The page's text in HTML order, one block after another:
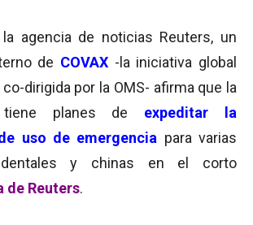
agencia de noticias Reuters, un
de COVAX -la iniciativa global
dirigida por la OMS- afirma que la
tiene planes de expeditar la
uso de emergencia para varias
y chinas en el corto
de Reuters.